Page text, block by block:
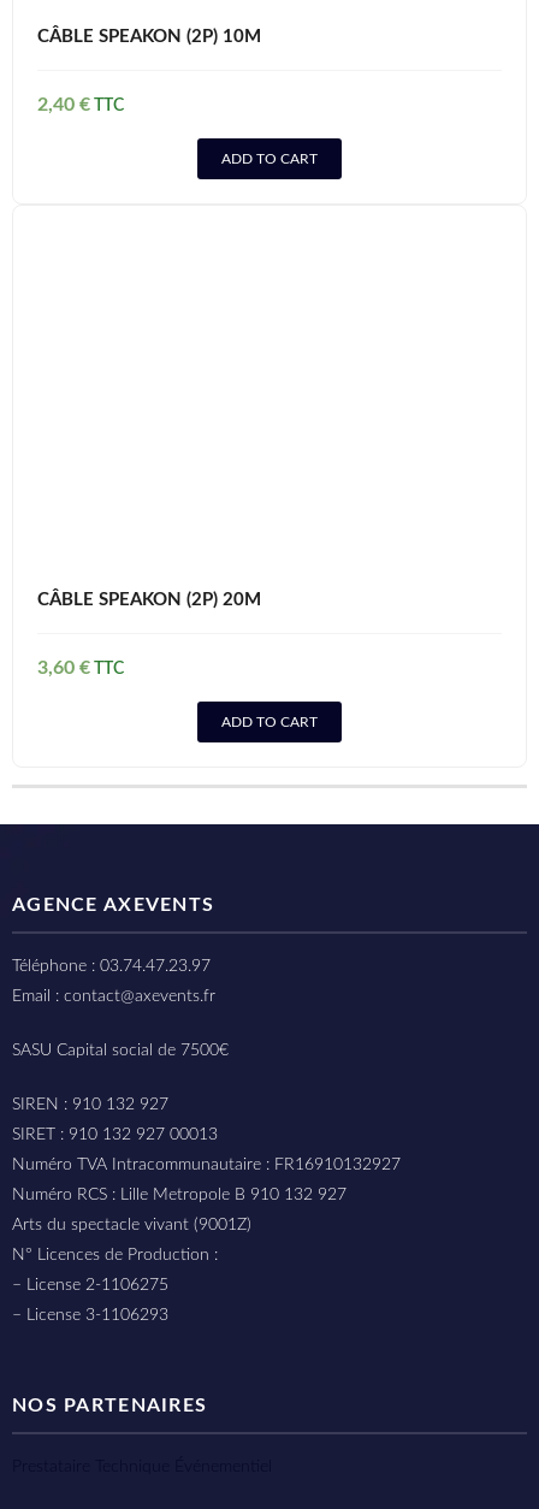
CÂBLE SPEAKON (2P) 10M
2,40 €
ADD TO CART
CÂBLE SPEAKON (2P) 20M
3,60 €
ADD TO CART
AGENCE AXEVENTS
Téléphone : 03.74.47.23.97
Email : contact@axevents.fr
SASU Capital social de 7500€
SIREN : 910 132 927
SIRET : 910 132 927 00013
Numéro TVA Intracommunautaire : FR16910132927
Numéro RCS : Lille Metropole B 910 132 927
Arts du spectacle vivant (9001Z)
N° Licences de Production :
– License 2-1106275
– License 3-1106293
NOS PARTENAIRES